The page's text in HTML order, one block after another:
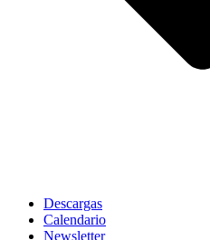
Descargas
Calendario
Newsletter